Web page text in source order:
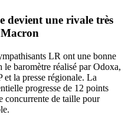
devient une rivale très
LR ont une bonne
le baromètre réalisé par Odoxa,
la presse régionale. La
progresse de 12 points
concurrente de taille pour